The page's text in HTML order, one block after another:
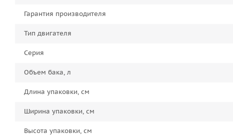
Гарантия производителя
Тип двигателя
Серия
Объем бака, л
Длина упаковки, см
Ширина упаковки, см
Высота упаковки, см